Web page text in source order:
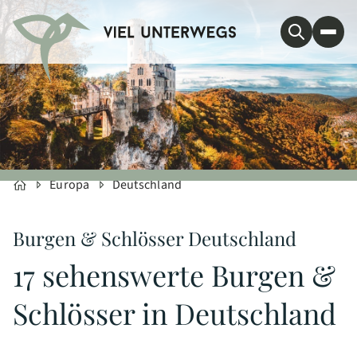
Europa Deutschland
Burgen & Schlösser Deutschland
17 sehenswerte Burgen &
Schlösser in Deutschland